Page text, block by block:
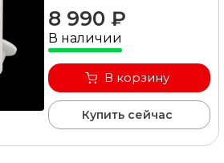
8 990 ₽
В наличии
В корзину
Купить сейчас